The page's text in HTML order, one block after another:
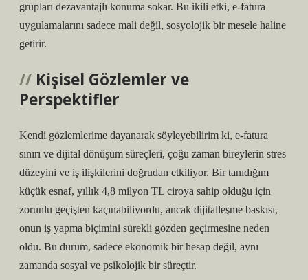
grupları dezavantajlı konuma sokar. Bu ikili etki, e-fatura
uygulamalarını sadece mali değil, sosyolojik bir mesele haline
getirir.
Kişisel Gözlemler ve
Perspektifler
Kendi gözlemlerime dayanarak söyleyebilirim ki, e-fatura
sınırı ve dijital dönüşüm süreçleri, çoğu zaman bireylerin stres
düzeyini ve iş ilişkilerini doğrudan etkiliyor. Bir tanıdığım
küçük esnaf, yıllık 4,8 milyon TL ciroya sahip olduğu için
zorunlu geçişten kaçınabiliyordu, ancak dijitalleşme baskısı,
onun iş yapma biçimini sürekli gözden geçirmesine neden
oldu. Bu durum, sadece ekonomik bir hesap değil, aynı
zamanda sosyal ve psikolojik bir süreçtir.